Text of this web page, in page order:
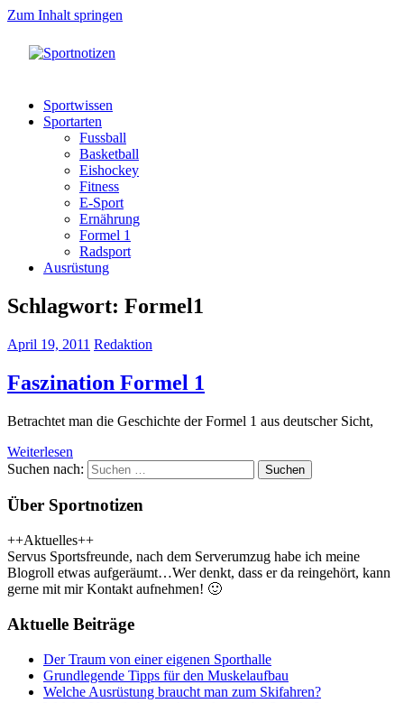
Zum Inhalt springen
machen
Werbung
für
Sportwissen
Sportarten
Fussball
Basketball
Eishockey
Fitness
E-Sport
Ernährung
Formel 1
Radsport
Ausrüstung
Schlagwort: Formel1
April 19, 2011 Redaktion
Faszination Formel 1
Betrachtet man die Geschichte der Formel 1 aus deutscher Sicht,
Weiterlesen
Suchen nach:
Suchen
Über Sportnotizen
++Aktuelles++
Servus Sportsfreunde, nach dem Serverumzug habe ich meine
Blogroll etwas aufgeräumt…Wer denkt, dass er da reingehört, kann
gerne mit mir Kontakt aufnehmen! 🙂
Aktuelle Beiträge
Der Traum von einer eigenen Sporthalle
Grundlegende Tipps für den Muskelaufbau
Welche Ausrüstung braucht man zum Skifahren?